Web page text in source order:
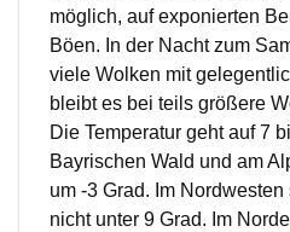
möglich, auf exponierten
Böen. In der Nacht zum
viele Wolken mit
bleibt es bei teils größere
Die Temperatur geht auf 7
Bayrischen Wald und am
um -3 Grad. Im
nicht unter 9 Grad. Im